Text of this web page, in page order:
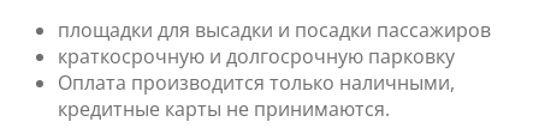
площадки для высадки и посадки пассажиров
краткосрочную и долгосрочную парковку
Оплата производится только наличными,
кредитные карты не принимаются.